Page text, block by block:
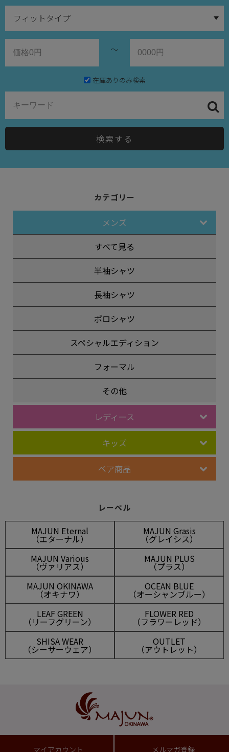
～
在庫ありのみ検索
検索する
カテゴリー
メンズ
すべて見る
半袖シャツ
長袖シャツ
ポロシャツ
スペシャルエディション
フォーマル
その他
レディース
キッズ
ペア商品
レーベル
MAJUN Eternal
（エターナル）
MAJUN Grasis
（グレイシス）
MAJUN Various
（ヴァリアス）
MAJUN PLUS
（プラス）
MAJUN OKINAWA
（オキナワ）
OCEAN BLUE
（オーシャンブルー）
LEAF GREEN
（リーフグリーン）
FLOWER RED
（フラワーレッド）
SHISA WEAR
（シーサーウェア）
OUTLET
（アウトレット）
マイアカウント メルマガ登録